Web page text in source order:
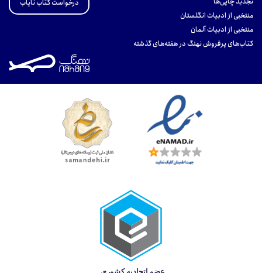
منتخبی از ادبیات انگلستان
منتخبی از ادبیات آلمان
کتاب‌های پرفروش نهنگ در هفته‌های گذشته
درخواست کتاب نایاب